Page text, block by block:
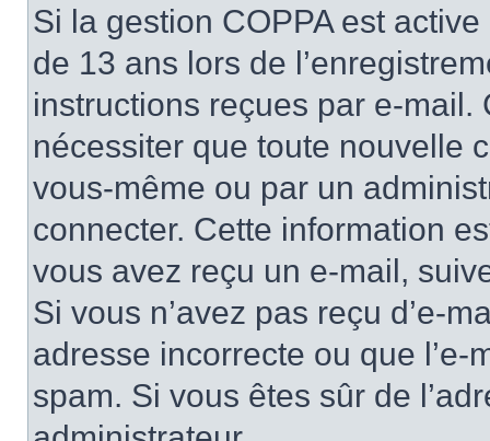
Si la gestion COPPA est
de 13 ans lors de
instructions reçues par e-
nécessiter que toute nouvelle
vous-même ou par un
connecter. Cette information
vous avez reçu un e-mail,
Si vous n’avez pas reçu d’e-
adresse incorrecte ou que
spam. Si vous êtes sûr de